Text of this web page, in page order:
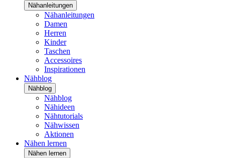
Nähanleitungen
Nähanleitungen
Damen
Herren
Kinder
Taschen
Accessoires
Inspirationen
Nähblog
Nähblog
Nähblog
Nähideen
Nähtutorials
Nähwissen
Aktionen
Nähen lernen
Nähen lernen